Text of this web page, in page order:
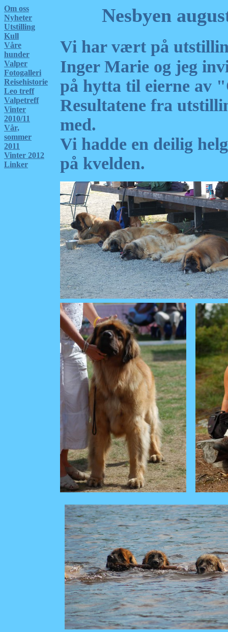
Om oss
Nyheter
Utstilling
Kull
Våre
hunder
Valper
Fotogalleri
Reisehistorie
Leo treff
Valpetreff
Vinter
2010/11
Vår,
sommer
2011
Vinter 2012
Linker
Nesbyen
Vi har vært på
Inger Marie og jeg
på hytta til eierne av
Resultatene fra
med.
Vi hadde en deilig
på kvelden.